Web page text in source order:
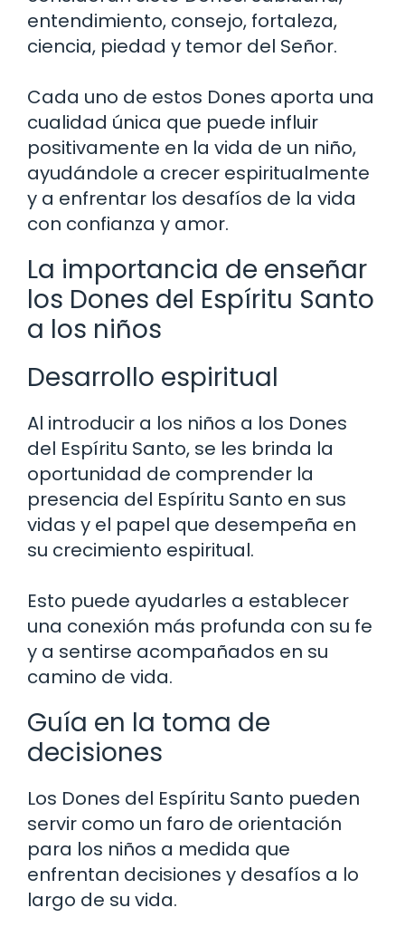
entendimiento, consejo, fortaleza,
ciencia, piedad y temor del Señor.
Cada uno de estos Dones aporta una
cualidad única que puede influir
positivamente en la vida de un niño,
ayudándole a crecer espiritualmente
y a enfrentar los desafíos de la vida
con confianza y amor.
La importancia de enseñar
los Dones del Espíritu Santo
a los niños
Desarrollo espiritual
Al introducir a los niños a los Dones
del Espíritu Santo, se les brinda la
oportunidad de comprender la
presencia del Espíritu Santo en sus
vidas y el papel que desempeña en
su crecimiento espiritual.
Esto puede ayudarles a establecer
una conexión más profunda con su fe
y a sentirse acompañados en su
camino de vida.
Guía en la toma de
decisiones
Los Dones del Espíritu Santo pueden
servir como un faro de orientación
para los niños a medida que
enfrentan decisiones y desafíos a lo
largo de su vida.